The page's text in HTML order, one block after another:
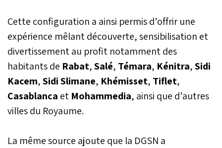
Cette configuration a ainsi permis d’offrir une
expérience mêlant découverte, sensibilisation et
divertissement au profit notamment des
habitants de Rabat,Salé, Témara, Kénitra,Sidi
Kacem,Sidi Slimane, Khémisset, Tiflet,
Casablanca et Mohammedia, ainsi que d’autres
villes du Royaume.
La même source ajoute que la DGSN a